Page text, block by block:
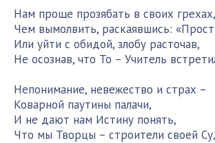
Нам проще прозябать в своих грехах,
Чем вымолвить, раскаявшись:
Или уйти с обидой, злобу расточав,
Не осознав, что То – Учитель
Непонимание, невежество и страх –
Коварной паутины палачи,
И не дают нам Истину понять,
Что мы Творцы – строители своей